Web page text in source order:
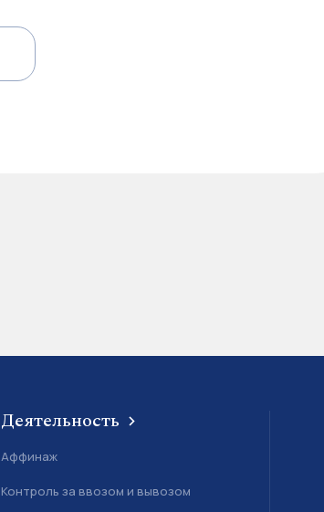
Деятельность
Аффинаж
Контроль за ввозом и вывозом